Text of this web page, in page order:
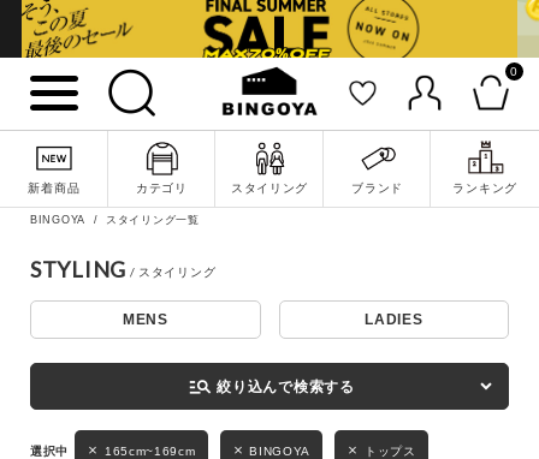
0
新着商品 カテゴリ スタイリング ブランド ランキング
詳細検索
キーワード
性別
BINGOYA スタイリング一覧
STYLING
MENS LADIES
manage_search 絞り込んで検索する
165cm~169cm BINGOYA トップス